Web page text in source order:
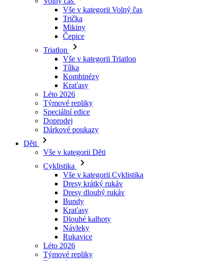
Triatlon
Vše v kategorii Triatlon
Tílka
Kombinézy
Kraťasy
Léto 2026
Týmové repliky
Speciální edice
Doprodej
Dárkové poukazy
Děti
Vše v kategorii Děti
Cyklistika
Vše v kategorii Cyklistika
Dresy dlouhý rukáv
Bundy
Kraťasy
Dlouhé kalhoty
Návleky
Rukavice
Léto 2026
Týmové repliky
Doprodej
Speciální edice
Dárkové poukazy
Vlastní design
Príbehy